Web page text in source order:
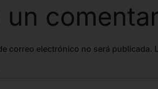
un
correo electrónico no será publicada.